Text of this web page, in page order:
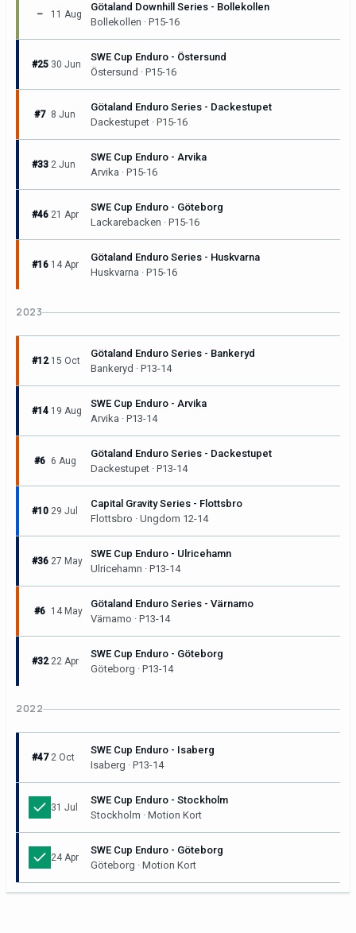
– 11 Aug
Götaland Downhill Series - Bollekollen
Bollekollen · P15-16
#25 30 Jun
SWE Cup Enduro - Östersund
Östersund · P15-16
#7 8 Jun
Götaland Enduro Series - Dackestupet
Dackestupet · P15-16
#33 2 Jun
SWE Cup Enduro - Arvika
Arvika · P15-16
#46 21 Apr
SWE Cup Enduro - Göteborg
Lackarebacken · P15-16
#16 14 Apr
Götaland Enduro Series - Huskvarna
Huskvarna · P15-16
2023
#12 15 Oct
Götaland Enduro Series - Bankeryd
Bankeryd · P13-14
#14 19 Aug
SWE Cup Enduro - Arvika
Arvika · P13-14
#6 6 Aug
Götaland Enduro Series - Dackestupet
Dackestupet · P13-14
#10 29 Jul
Capital Gravity Series - Flottsbro
Flottsbro · Ungdom 12-14
#36 27 May
SWE Cup Enduro - Ulricehamn
Ulricehamn · P13-14
#6 14 May
Götaland Enduro Series - Värnamo
Värnamo · P13-14
#32 22 Apr
SWE Cup Enduro - Göteborg
Göteborg · P13-14
2022
#47 2 Oct
SWE Cup Enduro - Isaberg
Isaberg · P13-14
31 Jul
SWE Cup Enduro - Stockholm
Stockholm · Motion Kort
24 Apr
SWE Cup Enduro - Göteborg
Göteborg · Motion Kort